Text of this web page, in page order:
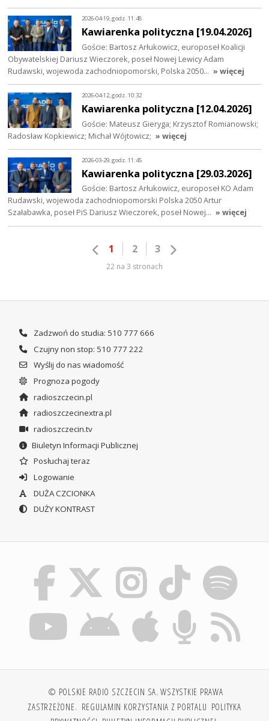
2026-04-19, godz. 11:48
Kawiarenka polityczna [19.04.2026]
Goście: Bartosz Arłukowicz, europoseł Koalicji
Obywatelskiej Dariusz Wieczorek, poseł Nowej Lewicy Adam
Rudawski, wojewoda zachodniopomorski, Polska 2050… » więcej
2026-04-12, godz. 10:32
Kawiarenka polityczna [12.04.2026]
Goście: Mateusz Gieryga; Krzysztof Romianowski;
Radosław Kopkiewicz; Michał Wójtowicz; » więcej
2026-03-29, godz. 11:45
Kawiarenka polityczna [29.03.2026]
Goście: Bartosz Arłukowicz, europoseł KO Adam
Rudawski, wojewoda zachodniopomorski Polska 2050 Artur
Szałabawka, poseł PiS Dariusz Wieczorek, poseł Nowej… » więcej
1 2 3
22 na 3 stronach
Zadzwoń do studia: 510 777 666
Czujny non stop: 510 777 222
Wyślij do nas wiadomość
Prognoza pogody
radioszczecin.pl
radioszczecinextra.pl
radioszczecin.tv
Biuletyn Informacji Publicznej
Posłuchaj teraz
Logowanie
DUŻA CZCIONKA
DUŻY KONTRAST
© POLSKIE RADIO SZCZECIN SA. WSZYSTKIE PRAWA
ZASTRZEŻONE. REGULAMIN KORZYSTANIA Z PORTALU POLITYKA